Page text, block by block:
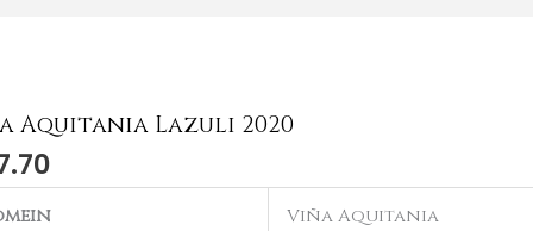
Aquitania Lazuli 2020
Viña Aquitania